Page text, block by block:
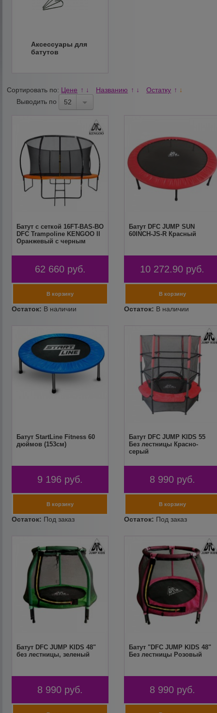
Аксессуары для
батутов
Сортировать по: Цене ↑ ↓ Названию ↑ ↓ Остатку ↑ ↓
Выводить по 52
Батут с сеткой 16FT-BAS-BO
DFC Trampoline KENGOO II
Оранжевый с черным
62 660 руб.
Батут DFC JUMP SUN
60INCH-JS-R Красный
10 272.90 руб.
Батут StartLine Fitness 60
дюймов (153см)
9 196 руб.
Батут DFC JUMP KIDS 55
Без лестницы Красно-
серый
8 990 руб.
Батут DFC JUMP KIDS 48"
без лестницы, зеленый
8 990 руб.
Батут "DFC JUMP KIDS 48"
Без лестницы Розовый
8 990 руб.